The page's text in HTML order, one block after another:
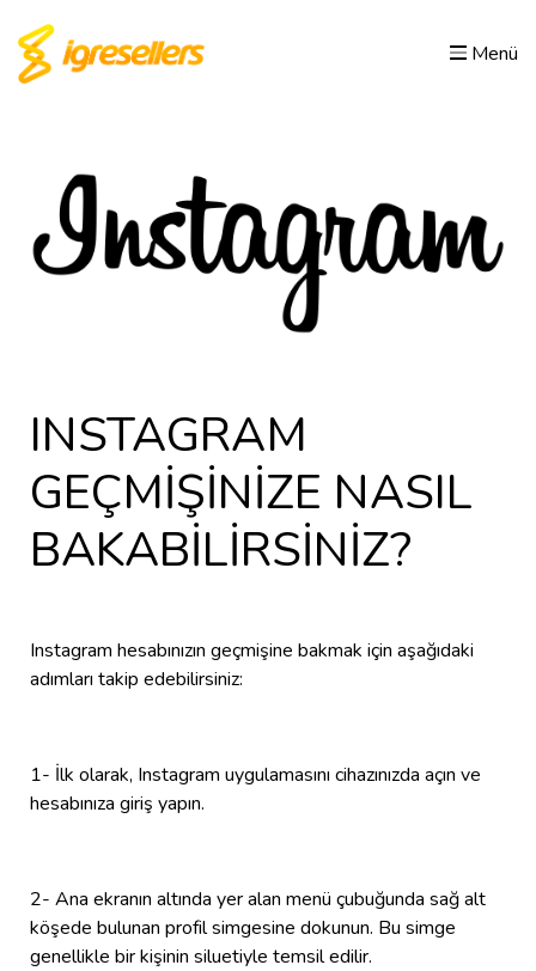
Menü
INSTAGRAM
GEÇMİŞİNİZE NASIL
BAKABİLİRSİNİZ?
Instagram hesabınızın geçmişine bakmak için aşağıdaki
adımları takip edebilirsiniz:
1- İlk olarak, Instagram uygulamasını cihazınızda açın ve
hesabınıza giriş yapın.
2- Ana ekranın altında yer alan menü çubuğunda sağ alt
köşede bulunan profil simgesine dokunun. Bu simge
genellikle bir kişinin siluetiyle temsil edilir.